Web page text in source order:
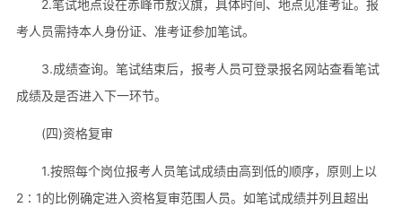
2.笔试地点设在赤峰市敖汉旗，具体时间、地点见准考证。报
考人员需持本人身份证、准考证参加笔试。
3.成绩查询。笔试结束后，报考人员可登录报名网站查看笔试
成绩及是否进入下一环节。
(四)资格复审
1.按照每个岗位报考人员笔试成绩由高到低的顺序，原则上以
2∶1的比例确定进入资格复审范围人员。如笔试成绩并列且超出